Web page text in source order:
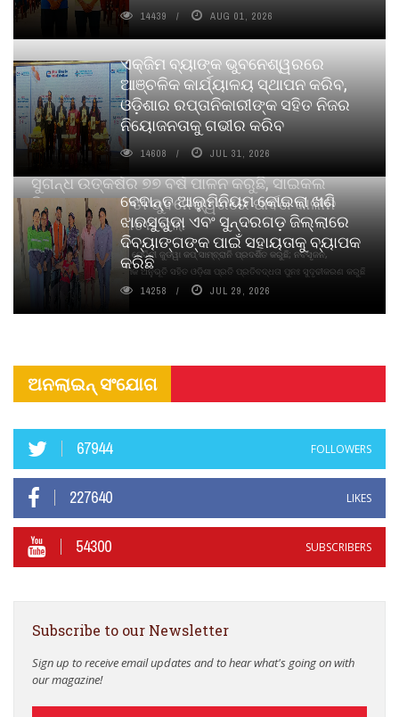
ସୁଗନ୍ଧ ଉତ୍କର୍ଷର ୭୭ ବର୍ଷ ପାଳନ କରୁଛି, ସାଇକଲ
ପିୟୋର୍‌ ଅଗରବତୀ ଭୁବନେଶ୍ୱରରେ ପାର୍ବଣ କାଳୀନ
ନବସୃଜନ ଉନ୍ମୋଚନ କଲା
ବାଉଁଶ ବିହୀନ କଠିନ ଧୂପ ଏବଂ ମେଦିନୀ ଜୁଡୱା କପ୍‌ ସାମ୍ବ୍ରାନି ପ୍ରଦର୍ଶିତ କରୁଛି; ନବସୃଜନ,
ଦୀର୍ଘସ୍ଥାୟିତା ଏବଂ ଆଧ୍ୟାତ୍ମିକ ଅନୁଭୂତି ସହିତ ଓଡ଼ିଶା ପ୍ରତି ପ୍ରତିବଦ୍ଧତା ପୁନଃ ସୁଦୃଢୀକରଣ କରୁଛି
14439 AUG 01, 2026
ଏକ୍ଜିମ ବ୍ୟାଙ୍କ ଭୁବନେଶ୍ୱରରେ
ଆଞ୍ଚଳିକ କାର୍ଯ୍ୟାଳୟ ସ୍ଥାପନ କରିବ,
ଓଡ଼ିଶାର ରପ୍ତାନିକାରୀଙ୍କ ସହିତ ନିଜର
ନିୟୋଜନତାକୁ ଗଭୀର କରିବ
14608 JUL 31, 2026
ବେଦାନ୍ତ ଆଲୁମିନିୟମ କୋଇଲା ଖଣି
ଝାରସୁଗୁଡା ଏବଂ ସୁନ୍ଦରଗଡ଼ ଜିଲ୍ଲାରେ
ଦିବ୍ୟାଙ୍ଗଙ୍କ ପାଇଁ ସହାୟତାକୁ ବ୍ୟାପକ
କରିଛି
14258 JUL 29, 2026
ଅନଲାଇନ୍ ସଂଯୋଗ
67944 FOLLOWERS
227640 LIKES
54300 SUBSCRIBERS
Subscribe to our Newsletter
Sign up to receive email updates and to hear what's going on with
our magazine!